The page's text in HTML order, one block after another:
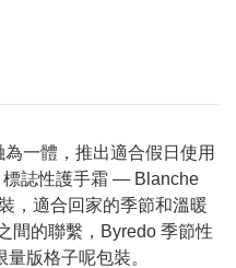
一體，推出適合假日使用
標誌性護手霜 — Blanche
，適合回家的季節和溫暖
間的聯繫，Byredo 季節性
版格子呢包裝。